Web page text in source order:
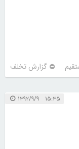
گزارش تخلف
۱۵:۳۵ ۱۳۹۲/۹/۹